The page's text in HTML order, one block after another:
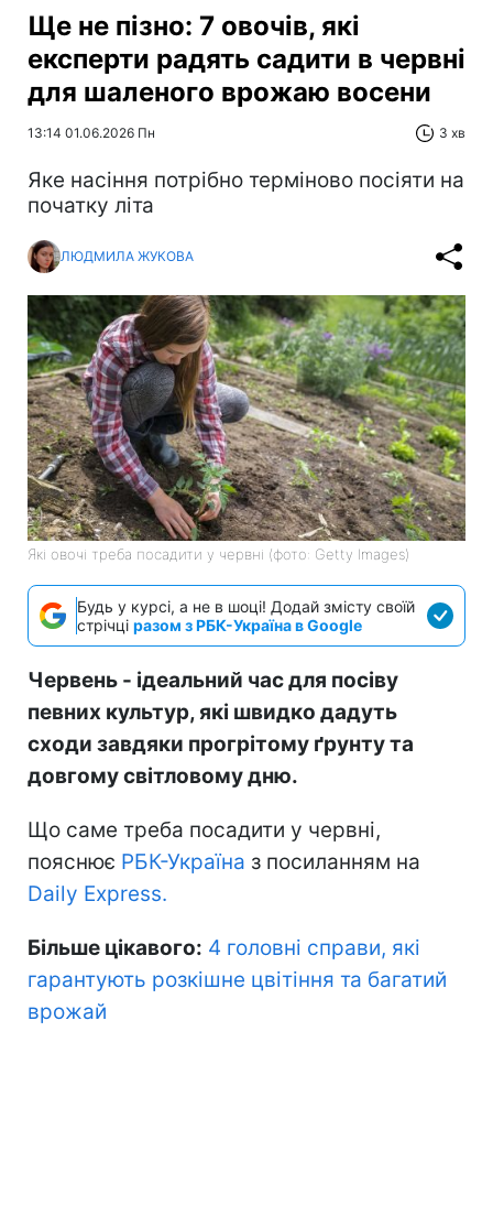
Ще не пізно: 7 овочів, які
експерти радять садити в червні
для шаленого врожаю восени
13:14 01.06.2026 Пн 3 хв
Яке насіння потрібно терміново посіяти на
початку літа
ЛЮДМИЛА ЖУКОВА
Які овочі треба посадити у червні (фото: Getty Images)
Будь у курсі, а не в шоці! Додай змісту своїй
стрічці разом з РБК-Україна в Google
Червень - ідеальний час для посіву
певних культур, які швидко дадуть
сходи завдяки прогрітому ґрунту та
довгому світловому дню.
Що саме треба посадити у червні,
пояснює РБК-Україна з посиланням на
Daily Express.
Більше цікавого: 4 головні справи, які
гарантують розкішне цвітіння та багатий
врожай